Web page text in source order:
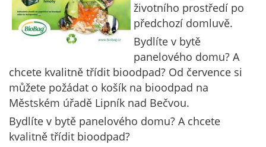
životního prostředí po
předchozí domluvě.
Bydlíte v bytě
panelového domu? A
chcete kvalitně třídit bioodpad? Od července si
můžete požádat o košík na bioodpad na
Městském úřadě Lipník nad Bečvou.
Bydlíte v bytě panelového domu? A chcete
kvalitně třídit bioodpad?